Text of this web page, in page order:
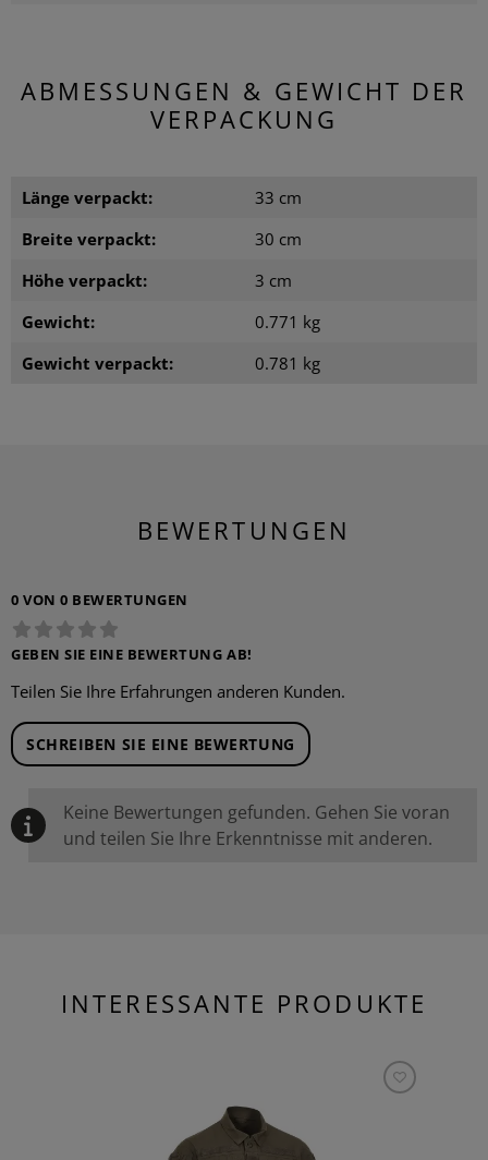
ABMESSUNGEN & GEWICHT DER
VERPACKUNG
Länge verpackt:
33 cm
Breite verpackt:
30 cm
Höhe verpackt:
3 cm
Gewicht:
0.771 kg
Gewicht verpackt:
0.781 kg
BEWERTUNGEN
0 VON 0 BEWERTUNGEN
GEBEN SIE EINE BEWERTUNG AB!
Teilen Sie Ihre Erfahrungen anderen Kunden.
SCHREIBEN SIE EINE BEWERTUNG
Keine Bewertungen gefunden. Gehen Sie voran
und teilen Sie Ihre Erkenntnisse mit anderen.
INTERESSANTE PRODUKTE